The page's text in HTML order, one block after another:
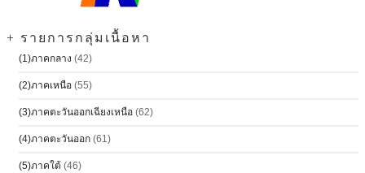
+ รายการกลุ่มเนื้อหา
(1)ภาคกลาง (42)
(2)ภาคเหนือ (55)
(3)ภาคตะวันออกเฉียงเหนือ (62)
(4)ภาคตะวันออก (61)
(5)ภาคใต้ (46)